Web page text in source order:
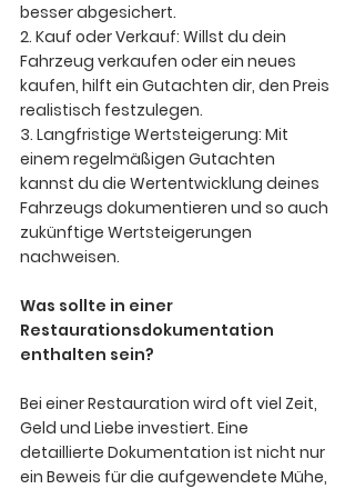
besser abgesichert.
2. Kauf oder Verkauf: Willst du dein
Fahrzeug verkaufen oder ein neues
kaufen, hilft ein Gutachten dir, den Preis
realistisch festzulegen.
3. Langfristige Wertsteigerung: Mit
einem regelmäßigen Gutachten
kannst du die Wertentwicklung deines
Fahrzeugs dokumentieren und so auch
zukünftige Wertsteigerungen
nachweisen.
Was sollte in einer
Restaurationsdokumentation
enthalten sein?
Bei einer Restauration wird oft viel Zeit,
Geld und Liebe investiert. Eine
detaillierte Dokumentation ist nicht nur
ein Beweis für die aufgewendete Mühe,